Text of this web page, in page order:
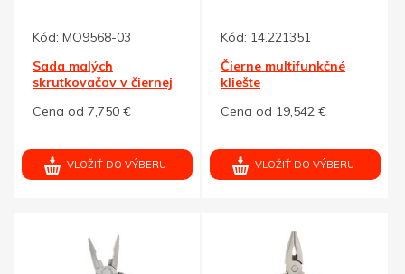
Kód: MO9568-03
Sada malých
skrutkovačov v čiernej
Cena od 7,750 €
VLOŽIŤ DO VÝBERU
Kód: 14.221351
Čierne multifunkčné
kliešte
Cena od 19,542 €
VLOŽIŤ DO VÝBERU